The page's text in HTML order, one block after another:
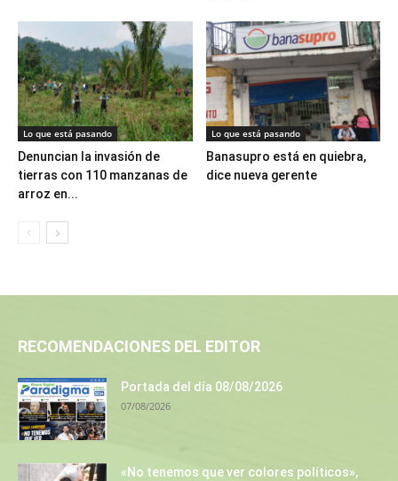
Lo que está pasando
Denuncian la invasión de
tierras con 110 manzanas de
arroz en...
Lo que está pasando
Banasupro está en quiebra,
dice nueva gerente
RECOMENDACIONES DEL EDITOR
Portada del día 08/08/2026
07/08/2026
«No tenemos que ver colores políticos»,